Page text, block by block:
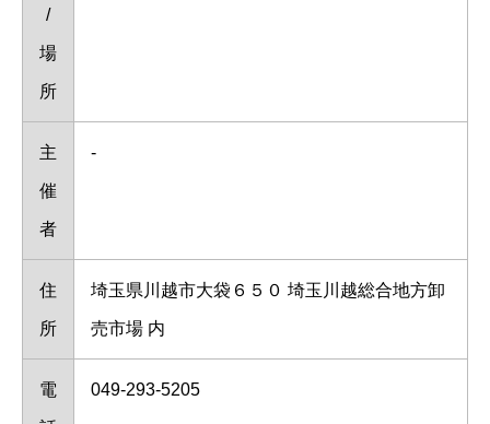
/
場
所
主
催
者
-
住
所
埼玉県川越市大袋６５０ 埼玉川越総合地方卸
売市場 内
電 049-293-5205